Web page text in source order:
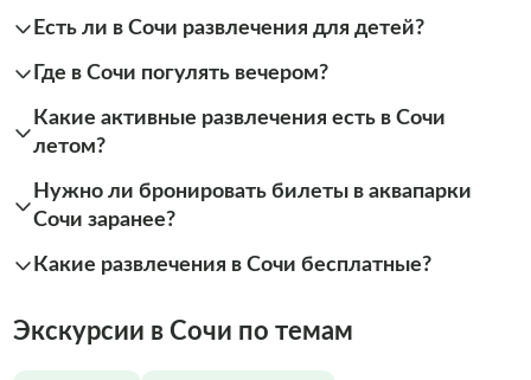
Есть ли в Сочи развлечения для детей?
Где в Сочи погулять вечером?
Какие активные развлечения есть в Сочи
летом?
Нужно ли бронировать билеты в аквапарки
Сочи заранее?
Какие развлечения в Сочи бесплатные?
Экскурсии в Сочи по темам